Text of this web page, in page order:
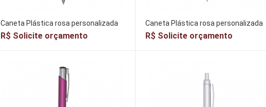
Caneta Plástica rosa personalizada
R$ Solicite orçamento
Caneta Plástica rosa personalizada
R$ Solicite orçamento